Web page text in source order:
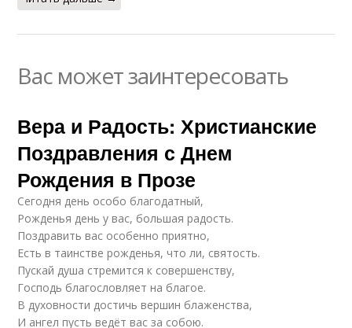
Вас может заинтересовать
Вера и Радость: Христианские
Поздравления с Днем
Рождения в Прозе
Сегодня день особо благодатный,
Рожденья день у вас, большая радость.
Поздравить вас особенно приятно,
Есть в таинстве рожденья, что ли, святость.
Пускай душа стремится к совершенству,
Господь благословляет на благое.
В духовности достичь вершин блаженства,
И ангел пусть ведёт вас за собою.